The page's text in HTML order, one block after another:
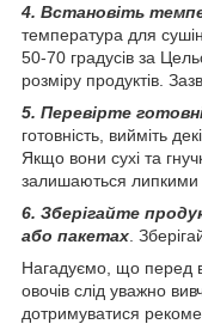
4. Встановіть
температура для
50-70 градусів за
розміру продуктів.
5. Перевірте
готовність, вийміть
Якщо вони сухі та
залишаються
6. Зберігайте
або пакетах .
Нагадуємо, що перед
овочів слід уважно
дотримуватися